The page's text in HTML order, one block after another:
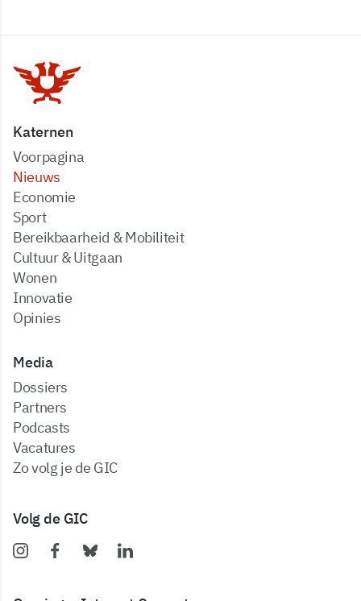
Katernen
Voorpagina
Nieuws
Economie
Sport
Bereikbaarheid & Mobiliteit
Cultuur & Uitgaan
Wonen
Innovatie
Opinies
Media
dossiers
partners
podcasts
vacatures
zo volg je de GIC
Volg de GIC